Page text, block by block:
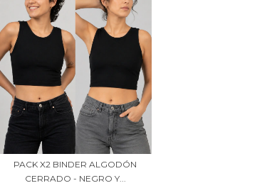
PACK X2 BINDER ALGODÓN
CERRADO - NEGRO Y...